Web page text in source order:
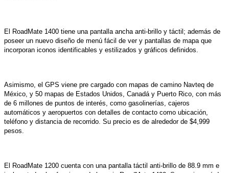
El RoadMate 1400 tiene una pantalla ancha anti-brillo y táctil; además de
poseer un nuevo diseño de menú fácil de ver y pantallas de mapa que
incorporan iconos identificables y estilizados y gráficos definidos.
Asimismo, el GPS viene pre cargado con mapas de camino Navteq de
México, y 50 mapas de Estados Unidos, Canadá y Puerto Rico, con más
de 6 millones de puntos de interés, como gasolinerías, cajeros
automáticos y aeropuertos con detalles de contacto como ubicación,
teléfono y distancia de recorrido. Su precio es de alrededor de $4,999
pesos.
El RoadMate 1200 cuenta con una pantalla táctil anti-brillo de 88.9 mm e